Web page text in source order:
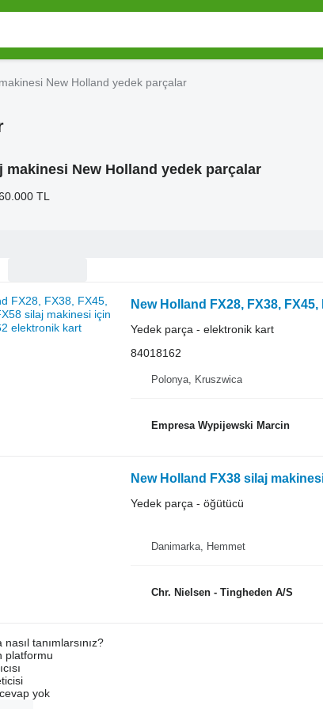
New Holland yedek parçalar
makinesi New Holland yedek parçalar
TL
New Holland FX28, FX38,
Yedek parça - elektronik kart
84018162
Polonya, Kruszwica
Empresa Wypijewski Marcin
New Holland FX38 silaj
Yedek parça - öğütücü
Danimarka, Hemmet
Chr. Nielsen - Tingheden A/S
nasıl tanımlarsınız?
platformu
yok